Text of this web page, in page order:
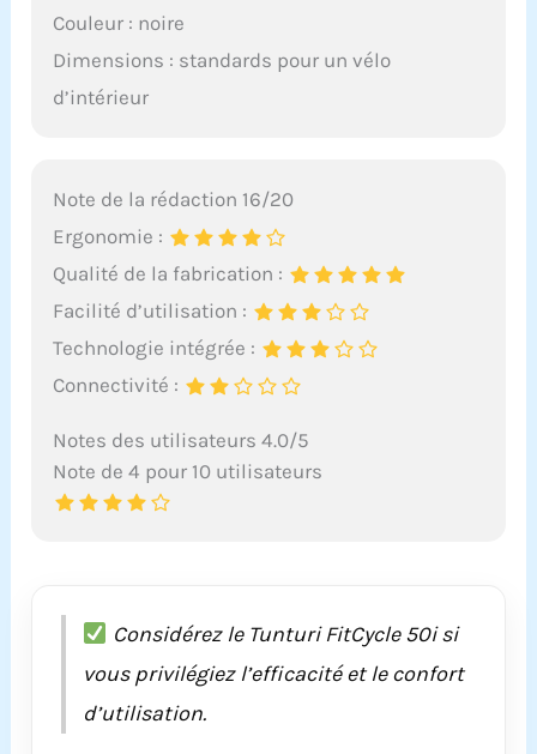
Couleur : noire
Dimensions : standards pour un vélo
d’intérieur
Note de la rédaction 16/20
Ergonomie :
Qualité de la fabrication :
Facilité d’utilisation :
Technologie intégrée :
Connectivité :
Notes des utilisateurs 4.0/5
Note de 4 pour 10 utilisateurs
Considérez le Tunturi FitCycle 50i si
vous privilégiez l’efficacité et le confort
d’utilisation.